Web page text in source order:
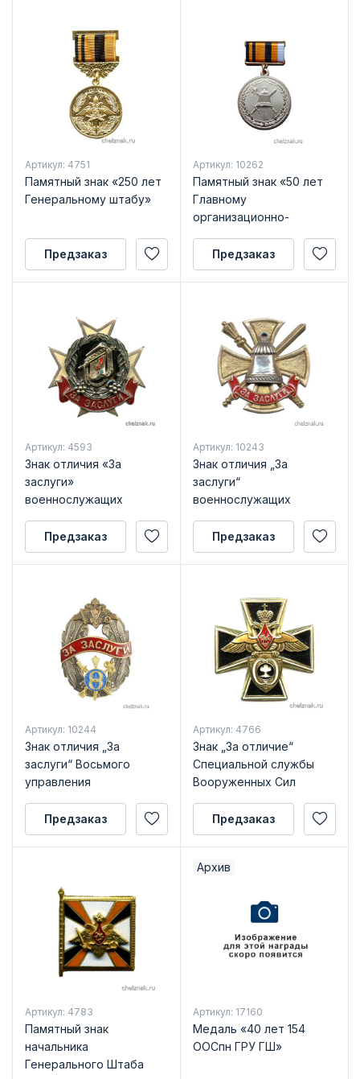
Артикул: 4751
Памятный знак «250 лет
Генеральному штабу»
Предзаказ
Артикул: 10262
Памятный знак «50 лет
Главному
организационно-
управлению
Генерального штаба »
Предзаказ
Артикул: 4593
Знак отличия «За
заслуги»
военнослужащих
управления
Генерального штаба
Предзаказ
Артикул: 10243
Знак отличия „За
заслуги“
военнослужащих
организационно-
мобилизационного
Вооружённых Сил
Предзаказ
Артикул: 10244
Знак отличия „За
заслуги“ Восьмого
управления
Вооружённых Сил
Предзаказ
Артикул: 4766
Знак „За отличие“
Специальной службы
Вооруженных Сил
Предзаказ
Артикул: 4783
Памятный знак
начальника
Генерального Штаба
Архив
Артикул: 17160
Медаль «40 лет 154
ООСпн ГРУ ГШ»